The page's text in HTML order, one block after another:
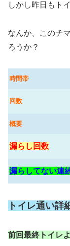
しかし昨日もト
なんか、このチ
ろうか？
時間帯
回数
概要
漏らし回数
漏らしてない連
トイレ通い詳
前回最終トイレ